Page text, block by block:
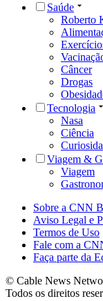
Saúde
Roberto
Câncer
Drogas
Tecnologia
Nasa
Ciência
Viagem &
Viagem
Sobre a CNN
Aviso Legal e
Termos de Uso
Fale com a
Faça parte da
© Cable News
Todos os direitos